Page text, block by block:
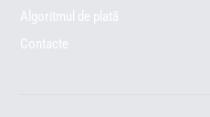
Algoritmul de plată
Contacte